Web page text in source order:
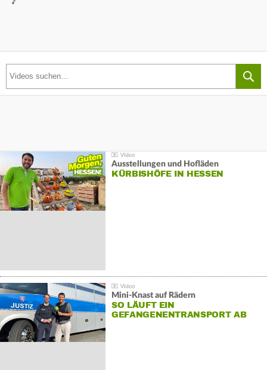
Ausstellungen und Hofläden
KÜRBISHÖFE IN HESSEN
Mini-Knast auf Rädern
SO LÄUFT EIN
GEFANGENENTRANSPORT AB